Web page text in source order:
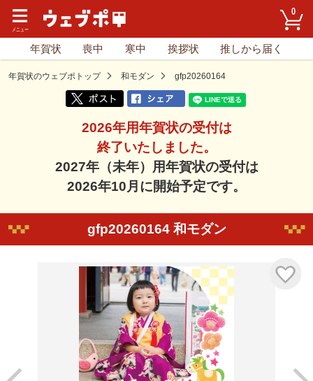
0
年賀状 喪中 寒中 挨拶状 推しから届く
年賀状のウェブポトップ 和モダン gfp20260164
2026年用年賀状の受付は
終了いたしました。
2027年（未年）用年賀状の受付は
2026年10月に開始予定です。
gfp20260164 和モダン